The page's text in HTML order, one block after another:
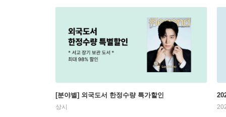
[분야별] 외국도서 한정수량 특가할인
상시